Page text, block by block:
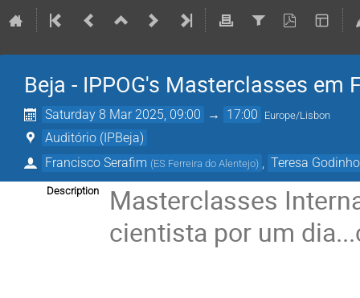
Beja - IPPOG's Masterclasses em
Saturday 8 Mar 2025, 09:00 → 17:00 Europe/Lisbon
Auditório (IPBeja)
Francisco Serafim (ES Ferreira do Alentejo) Teresa Godinho
Description
Masterclasses
cientista por um